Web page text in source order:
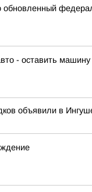
- оставить
объявили в